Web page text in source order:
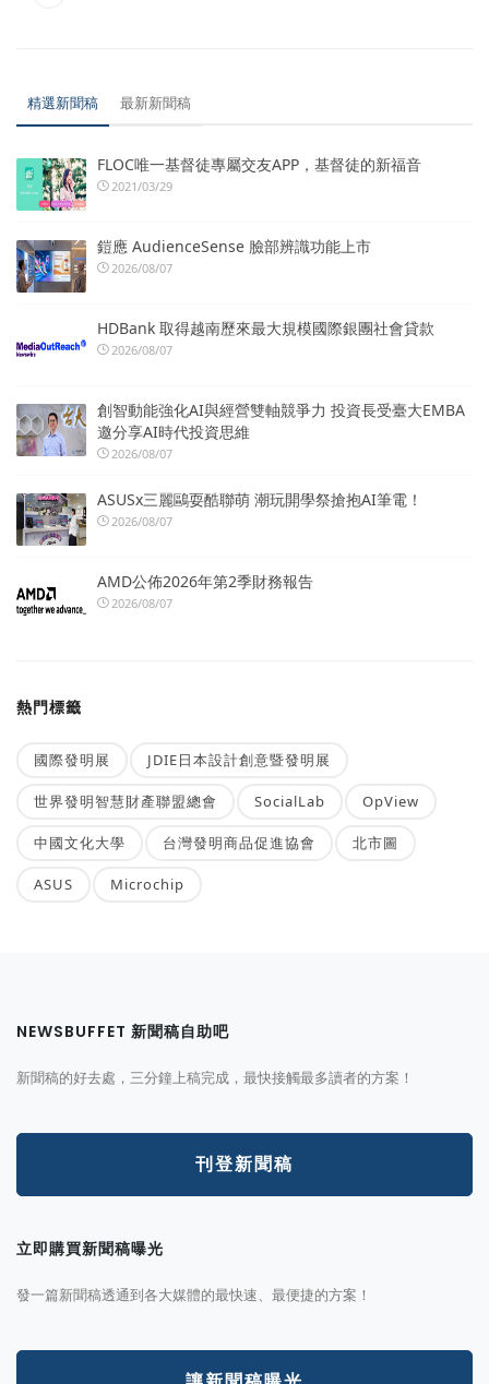
精選新聞稿 最新新聞稿
FLOC唯一基督徒專屬交友APP，基督徒的新福音
2021/03/29
鎧應 AudienceSense 臉部辨識功能上市
2026/08/07
HDBank 取得越南歷來最大規模國際銀團社會貸款
2026/08/07
創智動能強化AI與經營雙軸競爭力 投資長受臺大EMBA
邀分享AI時代投資思維
2026/08/07
ASUSx三麗鷗耍酷聯萌 潮玩開學祭搶抱AI筆電！
2026/08/07
AMD公佈2026年第2季財務報告
2026/08/07
熱門標籤
國際發明展 JDIE日本設計創意暨發明展
世界發明智慧財產聯盟總會 SocialLab OpView
中國文化大學 台灣發明商品促進協會 北市圖
ASUS Microchip
NEWSBUFFET 新聞稿自助吧
新聞稿的好去處，三分鐘上稿完成，最快接觸最多讀者的方案！
刊登新聞稿
立即購買新聞稿曝光
發一篇新聞稿透通到各大媒體的最快速、最便捷的方案！